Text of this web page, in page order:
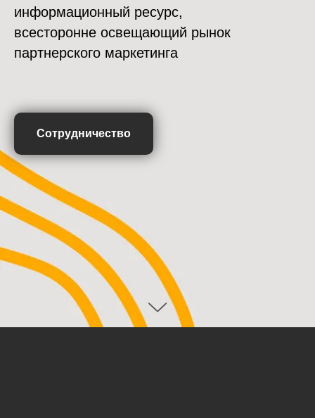
информационный ресурс,
всесторонне освещающий рынок
партнерского маркетинга
Сотрудничество